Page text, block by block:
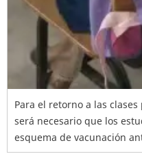
Para el retorno a las
será necesario que los
esquema de vacunación